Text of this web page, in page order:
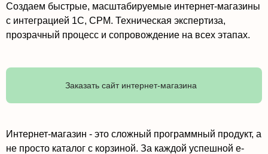
Создаем быстрые, масштабируемые интернет-магазины
с интеграцией 1С, СРМ. Техническая экспертиза,
прозрачный процесс и сопровождение на всех этапах.
Заказать сайт интернет-магазина
Интернет-магазин - это сложный программный продукт, а
не просто каталог с корзиной. За каждой успешной e-